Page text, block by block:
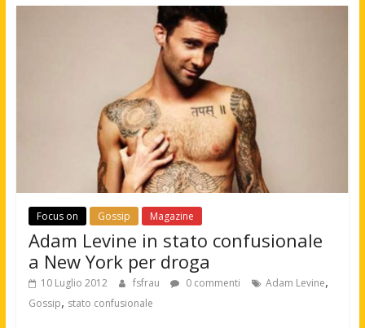
Focus on Gossip Magazine
Adam Levine in stato confusionale
a New York per droga
10 Luglio 2012 fsfrau 0 commenti Adam Levine,
Gossip, stato confusionale